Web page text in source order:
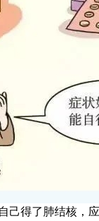
己得了肺结核，